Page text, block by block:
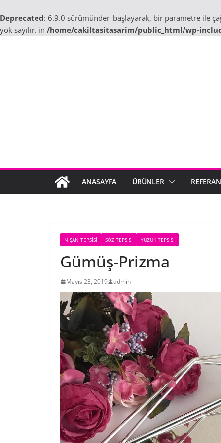
Deprecated: 6.9.0 sürümünden başlayarak, bir parametre ile
yok sayılır. in /home/cakiltasitasarim/public_html/wp-
ANASAYFA ÜRÜNLER
NIŞAN TEPSISI SÖZ TEPSISI YÜZÜK TEPSISI
Gümüş-Prizma
Mayıs 23, 2019 admin